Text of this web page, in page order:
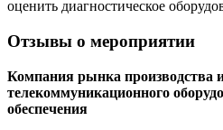
оценить диагностическое
Отзывы о мероприятии
Компания рынка производства
телекоммуникационного
обеспечения